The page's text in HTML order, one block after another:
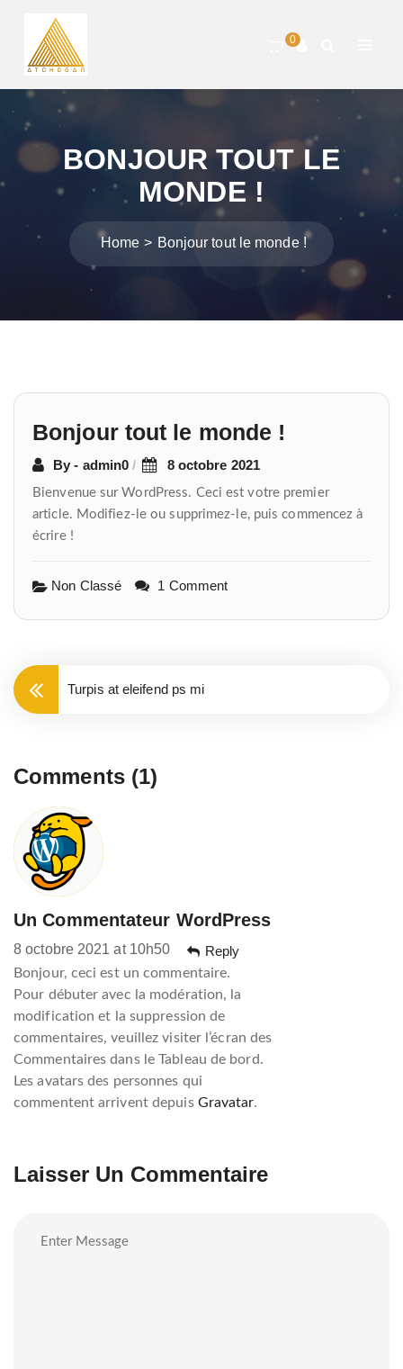
0
BONJOUR TOUT LE
MONDE !
Home Bonjour tout le monde !
Bonjour tout le monde !
By - admin0 8 octobre 2021
Bienvenue sur WordPress. Ceci est votre premier
article. Modifiez-le ou supprimez-le, puis commencez à
écrire !
Non Classé 1 Comment
Navigation
de
l’article
Turpis at eleifend ps mi
Comments (1)
Uc
Un Commentateur WordPress
8 octobre 2021 at 10h50 Reply
Bonjour, ceci est un commentaire.
Pour débuter avec la modération, la
modification et la suppression de
commentaires, veuillez visiter l’écran des
Commentaires dans le Tableau de bord.
Les avatars des personnes qui
commentent arrivent depuis Gravatar.
Laisser Un Commentaire